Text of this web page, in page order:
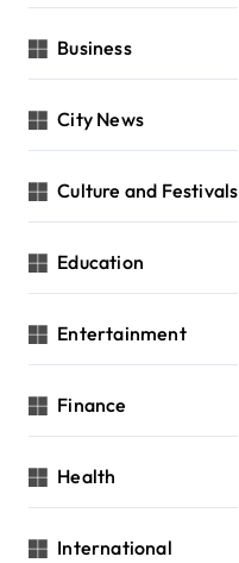
Business
City News
Culture and Festivals
Education
Entertainment
Finance
Health
International